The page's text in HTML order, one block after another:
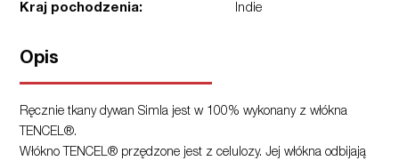
Kraj pochodzenia: Indie
Opis
Ręcznie tkany dywan Simla jest w 100% wykonany z włókna
TENCEL®.
Włókno TENCEL® przędzone jest z celulozy. Jej włókna odbijają